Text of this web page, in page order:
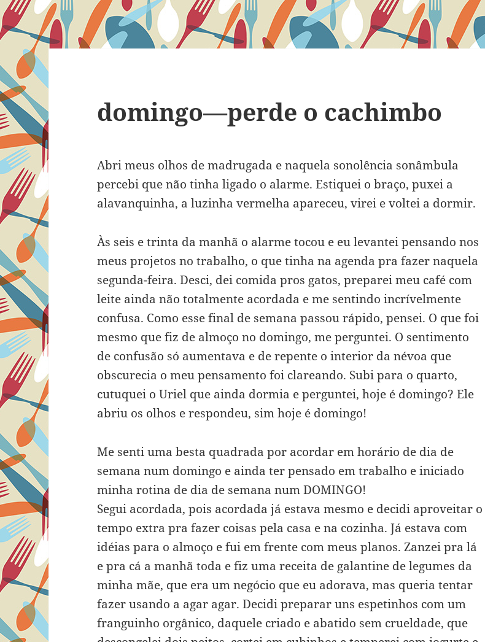
domingo—perde o cachimbo
Abri meus olhos de madrugada e naquela sonolência sonâmbula
percebi que não tinha ligado o alarme. Estiquei o braço, puxei a
alavanquinha, a luzinha vermelha apareceu, virei e voltei a dormir.
Às seis e trinta da manhã o alarme tocou e eu levantei pensando nos
meus projetos no trabalho, o que tinha na agenda pra fazer naquela
segunda-feira. Desci, dei comida pros gatos, preparei meu café com
leite ainda não totalmente acordada e me sentindo incrívelmente
confusa. Como esse final de semana passou rápido, pensei. O que foi
mesmo que fiz de almoço no domingo, me perguntei. O sentimento
de confusão só aumentava e de repente o interior da névoa que
obscurecia o meu pensamento foi clareando. Subi para o quarto,
cutuquei o Uriel que ainda dormia e perguntei, hoje é domingo? Ele
abriu os olhos e respondeu, sim hoje é domingo!
Me senti uma besta quadrada por acordar em horário de dia de
semana num domingo e ainda ter pensado em trabalho e iniciado
minha rotina de dia de semana num DOMINGO!
Segui acordada, pois acordada já estava mesmo e decidi aproveitar o
tempo extra pra fazer coisas pela casa e na cozinha. Já estava com
idéias para o almoço e fui em frente com meus planos. Zanzei pra lá
e pra cá a manhã toda e fiz uma receita de galantine de legumes da
minha mãe, que era um negócio que eu adorava, mas queria tentar
fazer usando a agar agar. Decidi preparar uns espetinhos com um
franguinho orgânico, daquele criado e abatido sem crueldade, que